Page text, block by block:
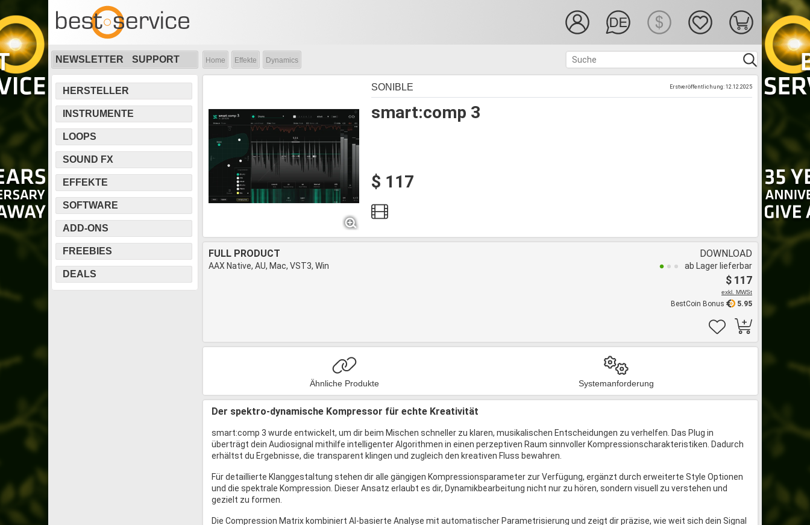
NEWSLETTER SUPPORT Home Effekte Dynamics
HERSTELLER
INSTRUMENTE
LOOPS
SOUND FX
EFFEKTE
SOFTWARE
ADD-ONS
FREEBIES
DEALS
smart:comp 3
SONIBLE Erstveröffentlichung: 12.12.2025
$ 117
FULL PRODUCT
AAX Native, AU, Mac, VST3, Win
DOWNLOAD
ab Lager lieferbar
$ 117
exkl. MWSt
5.95
BestCoin Bonus
Ähnliche Produkte Systemanforderung
Der spektro-dynamische Kompressor für echte Kreativität
smart:comp 3 wurde entwickelt, um dir beim Mischen schneller zu klaren, musikalischen Entscheidungen zu verhelfen. Das Plug in
überträgt dein Audiosignal mithilfe intelligenter Algorithmen in einen perzeptiven Raum sinnvoller Kompressionscharakteristiken. Dadurch
erhältst du Ergebnisse, die transparent klingen und zugleich den kreativen Fluss bewahren.
Für detaillierte Klanggestaltung stehen dir alle gängigen Kompressionsparameter zur Verfügung, ergänzt durch erweiterte Style Optionen
und die spektrale Kompression. Dieser Ansatz erlaubt es dir, Dynamikbearbeitung nicht nur zu hören, sondern visuell zu verstehen und
gezielt zu formen.
Die Compression Matrix kombiniert AI-basierte Analyse mit automatischer Parametrisierung und zeigt dir präzise, wie weit sich dein Signal